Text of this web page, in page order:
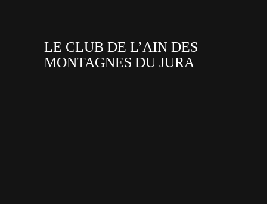
LE CLUB DE L’AIN DES
MONTAGNES DU JURA